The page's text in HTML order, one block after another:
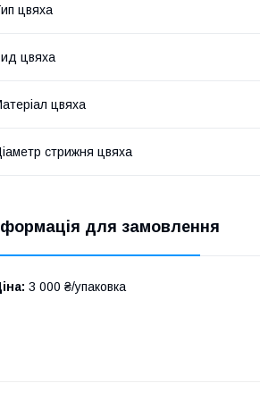
цвяха
цвяха
цвяха
стрижня цвяха
для замовлення
3 000 ₴/упаковка